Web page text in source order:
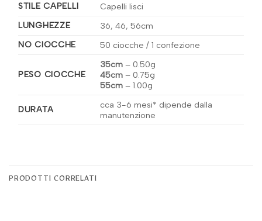
STILE CAPELLI
Capelli lisci
LUNGHEZZE
36, 46, 56cm
NO CIOCCHE
50 ciocche / 1 confezione
PESO CIOCCHE
35cm – 0.50g
45cm – 0.75g
55cm –1.00g
DURATA
cca 3-6 mesi* dipende dalla
manutenzione
PRODOTTI CORRELATI